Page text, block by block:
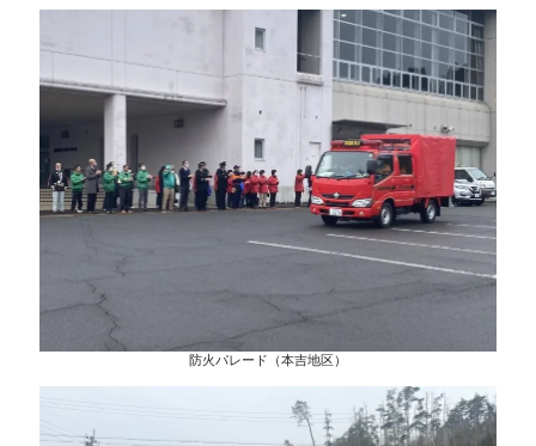
防火パレード（本吉地区）